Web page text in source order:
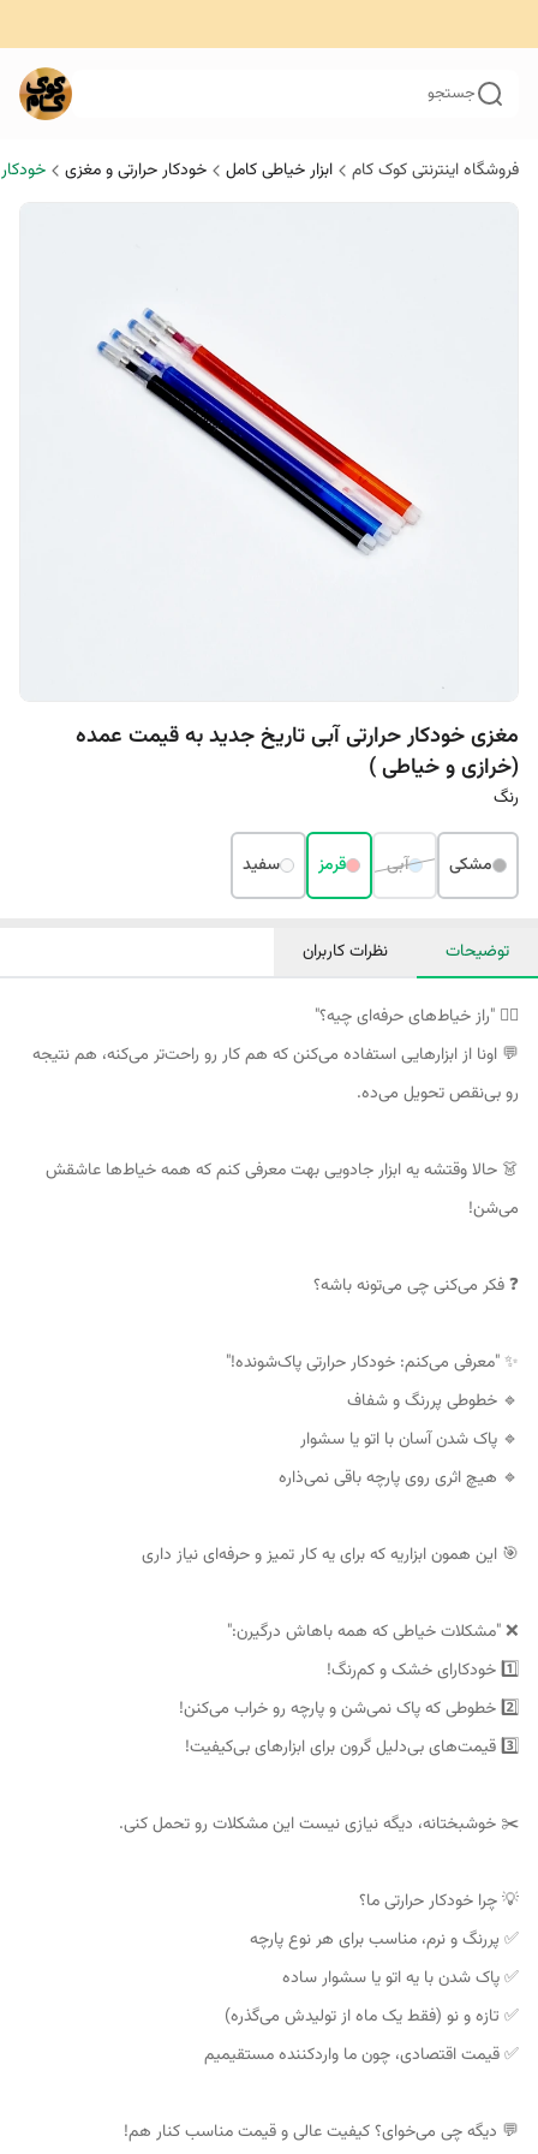
جستجو
فروشگاه اینترنتی کوک کام ابزار خیاطی کامل خودکار حرارتی و مغزی
مغزی خودکار حرارتی آبی تاریخ جدید به قیمت عمده
(خرازی و خیاطی )
رنگ
مشکی آبی قرمز سفید
توضیحات نظرات کاربران
🕵️‍♀️ "راز خیاط‌های حرفه‌ای چیه؟"
💬 اونا از ابزارهایی استفاده می‌کنن که هم کار رو راحت‌تر می‌کنه، هم نتیجه
رو بی‌نقص تحویل می‌ده.
👗 حالا وقتشه یه ابزار جادویی بهت معرفی کنم که همه خیاط‌ها عاشقش
می‌شن!
❓ فکر می‌کنی چی می‌تونه باشه؟
✨ "معرفی می‌کنم: خودکار حرارتی پاک‌شونده!"
🔹 خطوطی پررنگ و شفاف
🔹 پاک شدن آسان با اتو یا سشوار
🔹 هیچ اثری روی پارچه باقی نمی‌ذاره
🎯 این همون ابزاریه که برای یه کار تمیز و حرفه‌ای نیاز داری
❌ "مشکلات خیاطی که همه باهاش درگیرن:"
1️⃣ خودکارای خشک و کم‌رنگ!
2️⃣ خطوطی که پاک نمی‌شن و پارچه رو خراب می‌کنن!
3️⃣ قیمت‌های بی‌دلیل گرون برای ابزارهای بی‌کیفیت!
✂️ خوشبختانه، دیگه نیازی نیست این مشکلات رو تحمل کنی.
💡 چرا خودکار حرارتی ما؟
✅ پررنگ و نرم، مناسب برای هر نوع پارچه
✅ پاک شدن با یه اتو یا سشوار ساده
✅ تازه و نو (فقط یک ماه از تولیدش می‌گذره)
✅ قیمت اقتصادی، چون ما واردکننده مستقیمیم
💬 دیگه چی می‌خوای؟ کیفیت عالی و قیمت مناسب کنار هم!